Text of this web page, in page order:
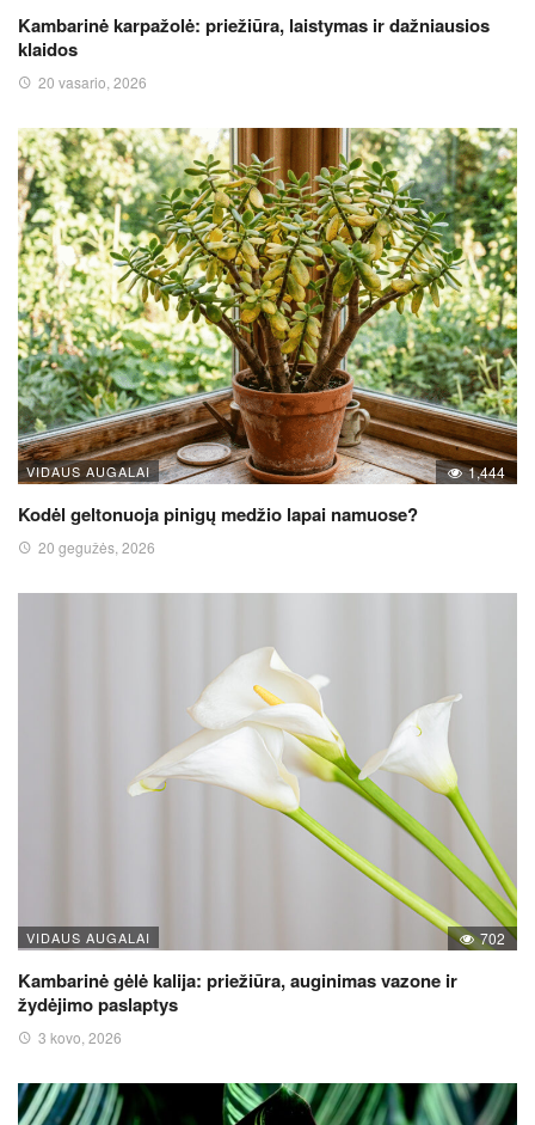
Kambarinė karpažolė: priežiūra, laistymas ir dažniausios
klaidos
20 vasario, 2026
VIDAUS AUGALAI 1,444
Kodėl geltonuoja pinigų medžio lapai namuose?
20 gegužės, 2026
VIDAUS AUGALAI 702
Kambarinė gėlė kalija: priežiūra, auginimas vazone ir
žydėjimo paslaptys
3 kovo, 2026